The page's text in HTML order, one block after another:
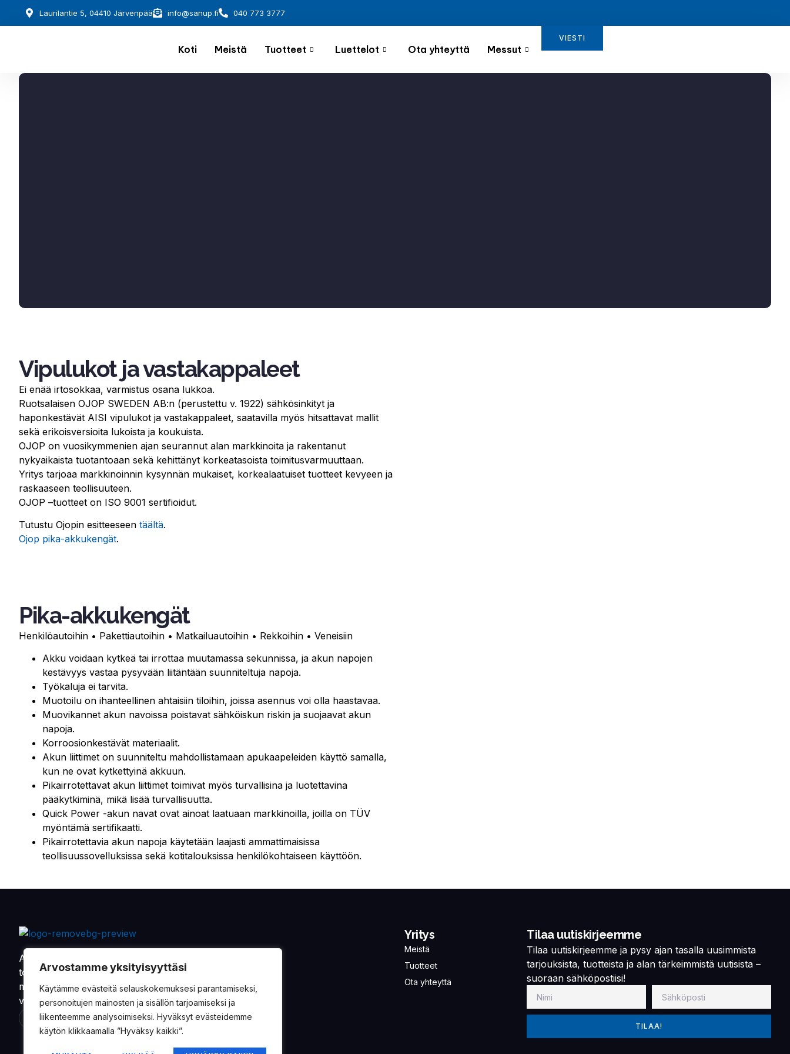
Arvostamme yksityisyyttäsi
Käytämme evästeitä selauskokemuksesi parantamiseksi,
personoitujen mainosten ja sisällön tarjoamiseksi ja
liikenteemme analysoimiseksi. Hyväksyt evästeidemme
käytön klikkaamalla ”Hyväksy kaikki”.
Laurilantie 5, 04410 Järvenpää info@sanup.fi 040 773 3777
Koti Meistä Tuotteet Luettelot Ota yhteyttä Messut
VIESTI
Vipulukot ja vastakappaleet
Ei enää irtosokkaa, varmistus osana lukkoa.
Ruotsalaisen OJOP SWEDEN AB:n (perustettu v. 1922) sähkösinkityt ja
haponkestävät AISI vipulukot ja vastakappaleet, saatavilla myös hitsattavat mallit
sekä erikoisversioita lukoista ja koukuista.
OJOP on vuosikymmenien ajan seurannut alan markkinoita ja rakentanut
nykyaikaista tuotantoaan sekä kehittänyt korkeatasoista toimitusvarmuuttaan.
Yritys tarjoaa markkinoinnin kysynnän mukaiset, korkealaatuiset tuotteet kevyeen ja
raskaaseen teollisuuteen.
OJOP –tuotteet on ISO 9001 sertifioidut.
Tutustu Ojopin esitteeseen täältä.
Ojop pika-akkukengät.
Pika-akkukengät
Henkilöautoihin • Pakettiautoihin • Matkailuautoihin • Rekkoihin • Veneisiin
Akku voidaan kytkeä tai irrottaa muutamassa sekunnissa, ja akun napojen
kestävyys vastaa pysyvään liitäntään suunniteltuja napoja.
Työkaluja ei tarvita.
Muotoilu on ihanteellinen ahtaisiin tiloihin, joissa asennus voi olla haastavaa.
Muovikannet akun navoissa poistavat sähköiskun riskin ja suojaavat akun
napoja.
Korroosionkestävät materiaalit.
Akun liittimet on suunniteltu mahdollistamaan apukaapeleiden käyttö samalla,
kun ne ovat kytkettyinä akkuun.
Pikairrotettavat akun liittimet toimivat myös turvallisina ja luotettavina
pääkytkiminä, mikä lisää turvallisuutta.
Quick Power -akun navat ovat ainoat laatuaan markkinoilla, joilla on TÜV
myöntämä sertifikaatti.
Pikairrotettavia akun napoja käytetään laajasti ammattimaisissa
teollisuussovelluksissa sekä kotitalouksissa henkilökohtaiseen käyttöön.
Alkaen vuodesta 1901 on Oy Sandman-Nupnau Ab
toimittanut tarvikkeita ja varaosia maa- ja
metsätalouskoneiden, sekä erikoisvalmisteisten
veneiden valmistajille.
Yritys
Meistä
Tuotteet
Ota yhteyttä
Tilaa uutiskirjeemme
Tilaa uutiskirjeemme ja pysy ajan tasalla uusimmista
tarjouksista, tuotteista ja alan tärkeimmistä uutisista –
suoraan sähköpostiisi!
TILAA!